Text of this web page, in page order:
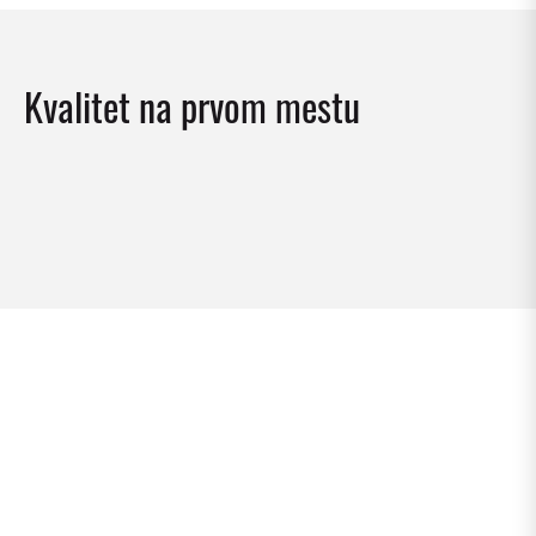
Kvalitet na prvom mestu